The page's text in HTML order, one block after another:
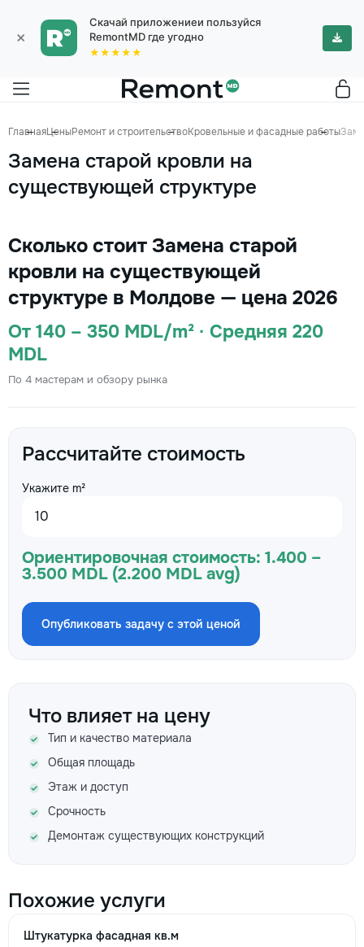
×
Скачай приложениеи пользуйся
RemontMD где угодно
★★★★★
ГлавнаяЦеныРемонт и строительствоКровельные и фасадные работы
Замена старой кровли на
существующей структуре
Сколько стоит Замена старой
кровли на существующей
структуре в Молдове — цена 2026
От 140 – 350 MDL/m² · Средняя 220
MDL
По 4 мастерам и обзору рынка
Рассчитайте стоимость
Укажите m²
Ориентировочная стоимость: 1.400 –
3.500 MDL (2.200 MDL avg)
Опубликовать задачу с этой ценой
Что влияет на цену
Тип и качество материала
Общая площадь
Этаж и доступ
Срочность
Демонтаж существующих конструкций
Похожие услуги
Штукатурка фасадная кв.м